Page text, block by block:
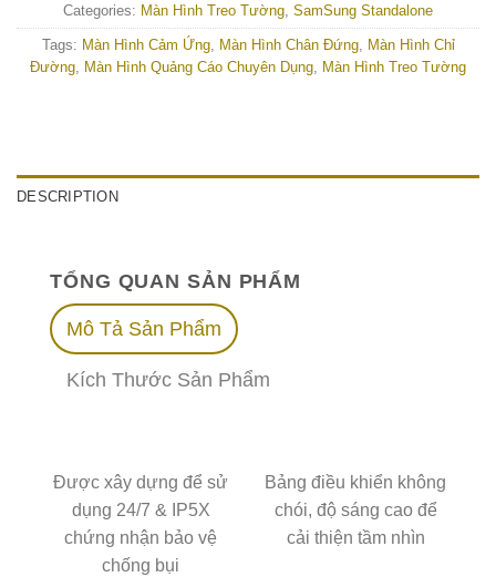
Categories: Màn Hình Treo Tường SamSung Standalone
Tags: Màn Hình Cảm Ứng, Màn Hình Chân Đứng, Màn Hình Chỉ
Đường Màn Hình Quảng Cáo Chuyên Dụng Màn Hình Treo Tường
DESCRIPTION
TỔNG QUAN SẢN PHẨM
Mô Tả Sản Phẩm
Kích Thước Sản Phẩm
Được xây dựng để sử
dụng 24/7 & IP5X
chứng nhận bảo vệ
chống bụi
Bảng điều khiển không
chói, độ sáng cao để
cải thiện tầm nhìn